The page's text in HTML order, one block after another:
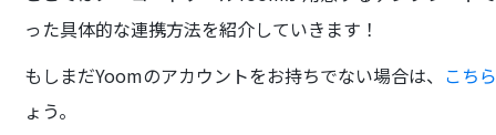
った具体的な連携方法を紹介していきます！
もしまだYoomのアカウントをお持ちでない場合は、 こち
ょう。